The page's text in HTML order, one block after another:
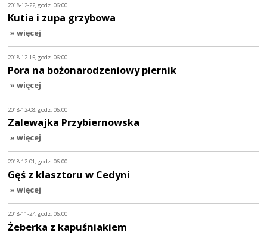
2018-12-22, godz. 06:00
Kutia i zupa grzybowa
» więcej
2018-12-15, godz. 06:00
Pora na bożonarodzeniowy piernik
» więcej
2018-12-08, godz. 06:00
Zalewajka Przybiernowska
» więcej
2018-12-01, godz. 06:00
Gęś z klasztoru w Cedyni
» więcej
2018-11-24, godz. 06:00
Żeberka z kapuśniakiem